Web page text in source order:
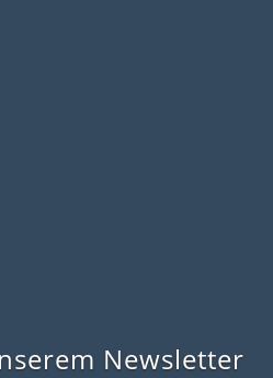
Newsletter